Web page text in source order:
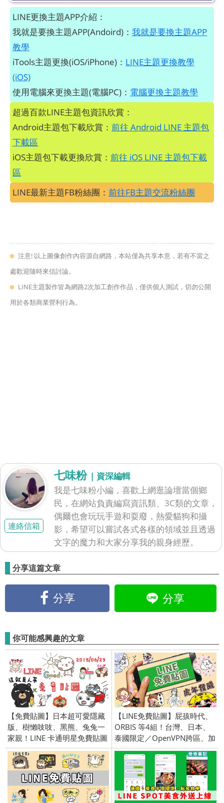
LINE更換主題APP介紹：
我就是要換主題APP(Andoird)： 我就是要換主題APP
教學
iTools主題更換(iOS/iPhone)： LINE主題更換教學
(iOS)
使用電腦來更換主題(電腦PC)： 電腦更換主題教學
超過百款LINE主題包資訊欣賞：
Android主題包下載欣賞： 前往 Android LINE 主題包
下載區
iOS主題包下載更換欣賞： 前往 iOS LINE 主題包下載
區
LINE最新主題FB粉絲團： 前往FB主題交流粉絲團
注意! 以上圖像創作內容源自網路，本站僅為共享本意，若有不當之
處歡迎隨時來信討論。
LINE主題製作皆為網路2次加工創作作品，僅供個人測試，切勿公開
用於各類商業營利行為。
連絡信箱
七味粉 | 資深編輯
我是七味粉小編，喜歡上網逛論壇當個鄉
民，在網站負責編寫資訊類、3C類的文章，
偶爾也會玩玩手遊和耍廢，熱愛貓狗和攝
影，希望可以嘗試各式各樣的領域並且透過
文字的魔力和大家分享我的親身經歷。
分享這篇文章
分享 分享
你可能感興趣的文章
【免費貼圖】日本超可愛隱藏
版、樹懶吱吱、黑熊、兔兔一
家親！LINE 卡通明星免費貼圖
欣賞！openVPN 跨區／
2015/6/23
【LINE免費貼圖】屁孩時代、
ORBIS 等4組！台灣、日本、
泰國限定／OpenVPN跨區、加
好友、綁門號／2022/1/4